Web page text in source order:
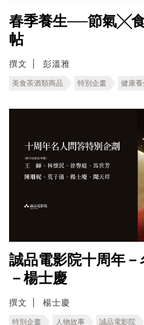
春季養生──節氣╳
帖
撰文 彭溫雅
美食茶酒類商品 特別企畫 健康養
誠品電影院十周年－
－楊士慶
撰文 楊士慶
特別企畫 人物故事 誠品電影院